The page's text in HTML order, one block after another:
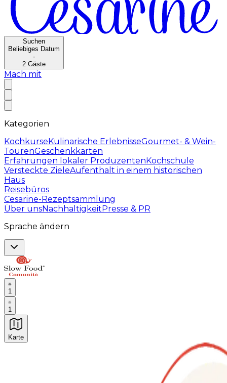
Suchen
Beliebiges Datum
·
2 Gäste
Mach mit
Kategorien
KochkurseKulinarische ErlebnisseGourmet- & Wein-
TourenGeschenkkarten
Erfahrungen lokaler ProduzentenKochschule
Versteckte ZieleAufenthalt in einem historischen
Haus
Reisebüros
Cesarine-Rezeptsammlung
Über unsNachhaltigkeitPresse & PR
Sprache ändern
1
1
Karte
Unvergessliche kulinarische Erlebnisse: